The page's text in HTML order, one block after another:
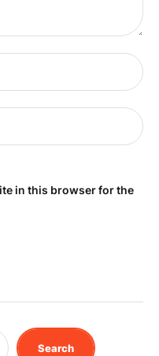
in this browser for the
Search